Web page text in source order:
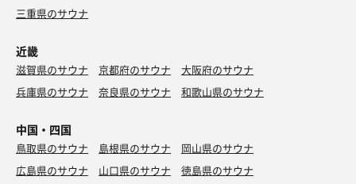
三重県のサウナ
近畿
滋賀県のサウナ 京都府のサウナ
大阪府のサウナ
兵庫県のサウナ
奈良県のサウナ 和歌山県のサウナ
中国・四国
鳥取県のサウナ 島根県のサウナ
岡山県のサウナ
広島県のサウナ
山口県のサウナ
徳島県のサウナ